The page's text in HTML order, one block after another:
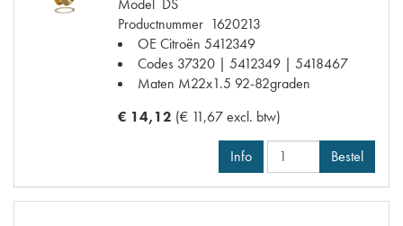
Productnummer 1620213
OE Citroën 5412349
Codes 37320 | 5412349 | 5418467
Maten M22x1.5 92-82graden
€ 14,12 (€ 11,67 excl. btw)
Info Bestel